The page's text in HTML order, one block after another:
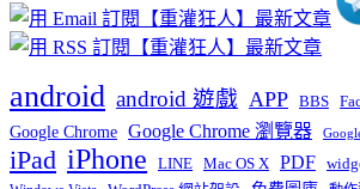
android android 遊戲 APP BBS
Google Chrome Google Chrome 瀏覽器
iPad iPhone LINE Mac OS X PDF